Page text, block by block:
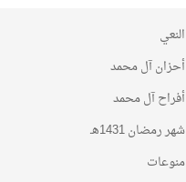
النعي
أحزان آل محمد
أفراح آل محمد
شهر رمضان 1431هـ
منوعات